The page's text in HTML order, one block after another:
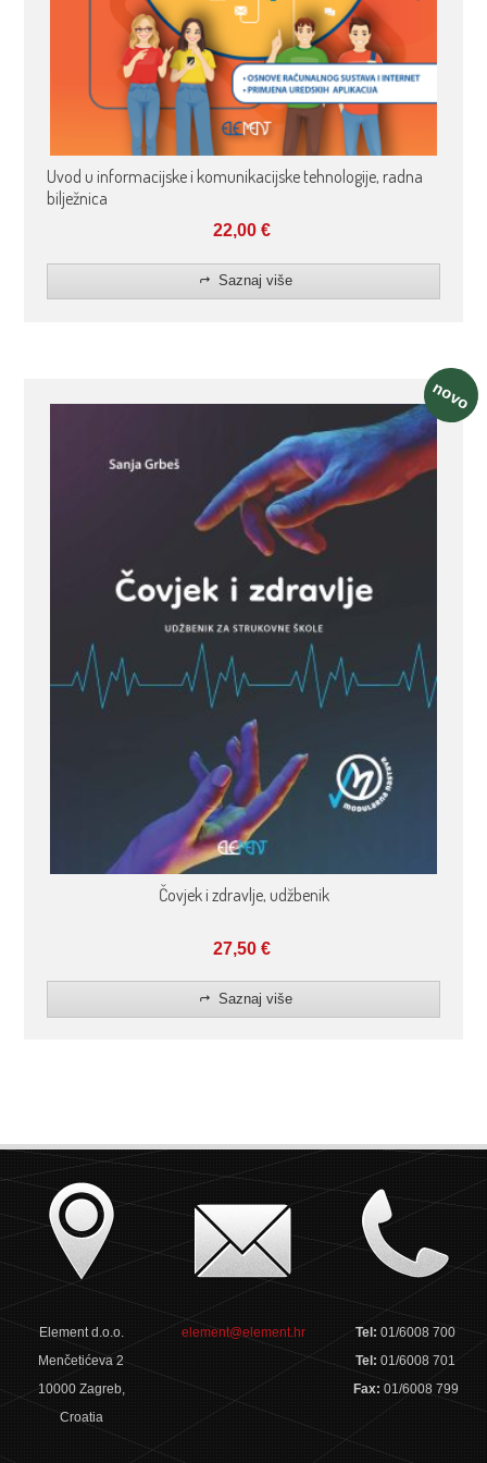
Uvod u informacijske i komunikacijske tehnologije, radna
bilježnica
22,00 €
Saznaj više
novo
Čovjek i zdravlje, udžbenik
27,50 €
Saznaj više
Element d.o.o.
Menčetićeva 2
10000 Zagreb,
Croatia
element@element.hr Tel:01/6008 700
Tel:01/6008 701
Fax: 01/6008 799